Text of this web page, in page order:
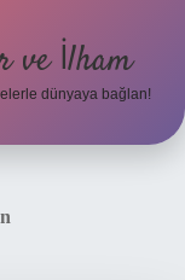
ve İlham
dünyaya bağlan!